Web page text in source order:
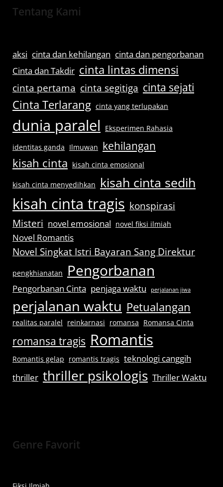
Tentang Kami
aksi cinta dan kehilangan cinta dan pengorbanan
Cinta dan Takdir cinta lintas dimensi
cinta pertama cinta segitiga cinta sejati
Cinta Terlarang cinta yang terlupakan
dunia paralel
Eksperimen Rahasia
identitas ganda Ilmuwan kehilangan
kisah cinta kisah cinta emosional
kisah cinta menyedihkan kisah cinta sedih
kisah cinta tragis konspirasi
Misteri novel emosional novel fiksi ilmiah
Novel Romantis
Novel Singkat Istri Bayaran Sang Direktur
pengkhianatan Pengorbanan
Pengorbanan Cinta penjaga waktu perjalanan jiwa
perjalanan waktu Petualangan
realitas paralel reinkarnasi romansa Romansa Cinta
romansa tragis Romantis
Romantis gelap romantis tragis teknologi canggih
thriller thriller psikologis Thriller Waktu
Genre Favorit